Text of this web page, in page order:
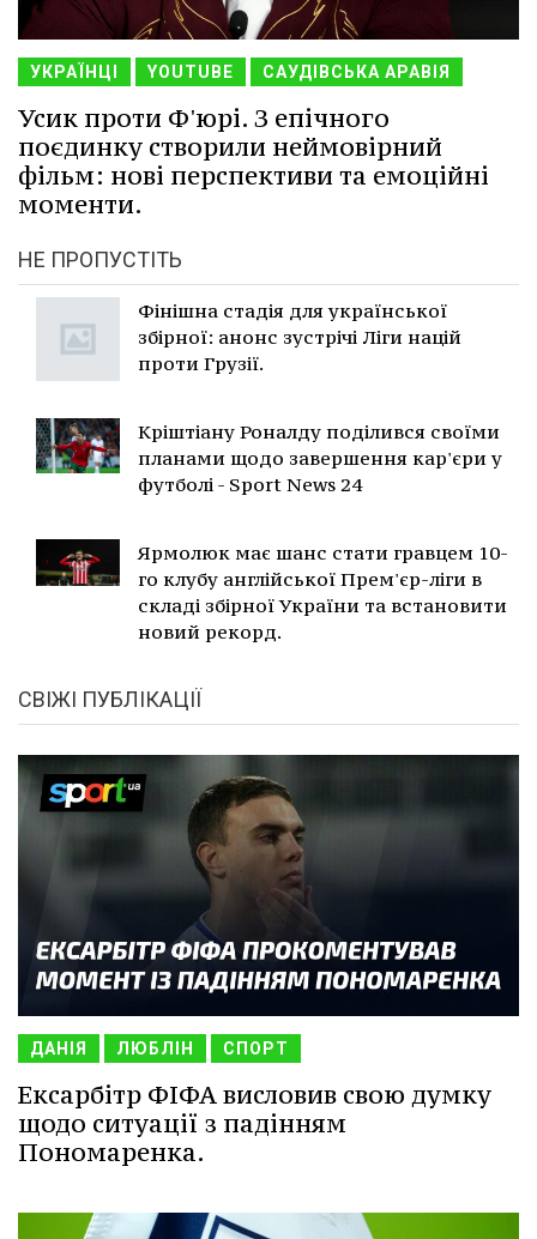
УКРАЇНЦІ YOUTUBE САУДІВСЬКА АРАВІЯ
Усик проти Ф'юрі. З епічного
поєдинку створили неймовірний
фільм: нові перспективи та емоційні
моменти.
НЕ ПРОПУСТІТЬ
Фінішна стадія для української
збірної: анонс зустрічі Ліги націй
проти Грузії.
Кріштіану Роналду поділився своїми
планами щодо завершення кар'єри у
футболі - Sport News 24
Ярмолюк має шанс стати гравцем 10-
го клубу англійської Прем'єр-ліги в
складі збірної України та встановити
новий рекорд.
СВІЖІ ПУБЛІКАЦІЇ
ДАНІЯ ЛЮБЛІН СПОРТ
Ексарбітр ФІФА висловив свою думку
щодо ситуації з падінням
Пономаренка.